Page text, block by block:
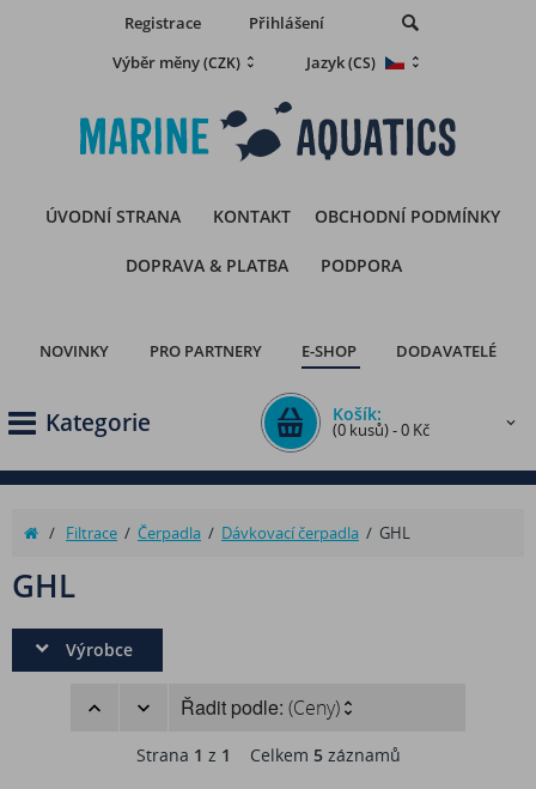
Registrace
Přihlášení
Výběr měny(CZK) Jazyk(CS)
ÚVODNÍ STRANA KONTAKT OBCHODNÍ PODMÍNKY
DOPRAVA & PLATBA PODPORA
NOVINKY PRO PARTNERY E-SHOP DODAVATELÉ
Kategorie Košík:
(0 kusů) - 0 Kč
/ Filtrace / Čerpadla / Dávkovací čerpadla / GHL
GHL
Výrobce
Řadit podle: (Ceny)
Strana 1 z 1 Celkem 5záznamů